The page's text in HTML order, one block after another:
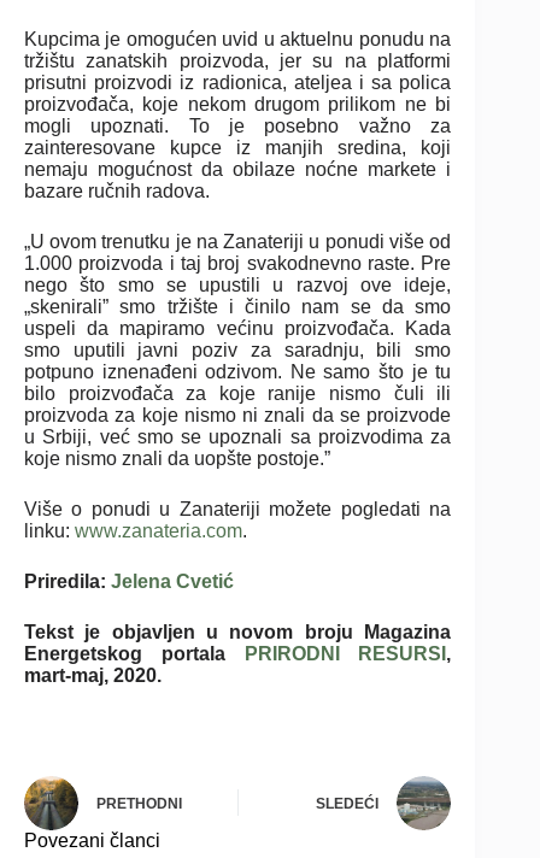
Kupcima je omogućen uvid u aktuelnu ponudu na
tržištu zanatskih proizvoda, jer su na platformi
prisutni proizvodi iz radionica, ateljea i sa polica
proizvođača, koje nekom drugom prilikom ne bi
mogli upoznati. To je posebno važno za
zainteresovane kupce iz manjih sredina, koji
nemaju mogućnost da obilaze noćne markete i
bazare ručnih radova.
„U ovom trenutku je na Zanateriji u ponudi više od
1.000 proizvoda i taj broj svakodnevno raste. Pre
nego što smo se upustili u razvoj ove ideje,
„skenirali” smo tržište i činilo nam se da smo
uspeli da mapiramo većinu proizvođača. Kada
smo uputili javni poziv za saradnju, bili smo
potpuno iznenađeni odzivom. Ne samo što je tu
bilo proizvođača za koje ranije nismo čuli ili
proizvoda za koje nismo ni znali da se proizvode
u Srbiji, već smo se upoznali sa proizvodima za
koje nismo znali da uopšte postoje.”
Više o ponudi u Zanateriji možete pogledati na
linku: www.zanateria.com.
Priredila: Jelena Cvetić
Tekst je objavljen u novom broju Magazina
Energetskog portala
PRIRODNI RESURSI ,
mart-maj, 2020.
PRETHODNI SLEDEĆI
Povezani članci